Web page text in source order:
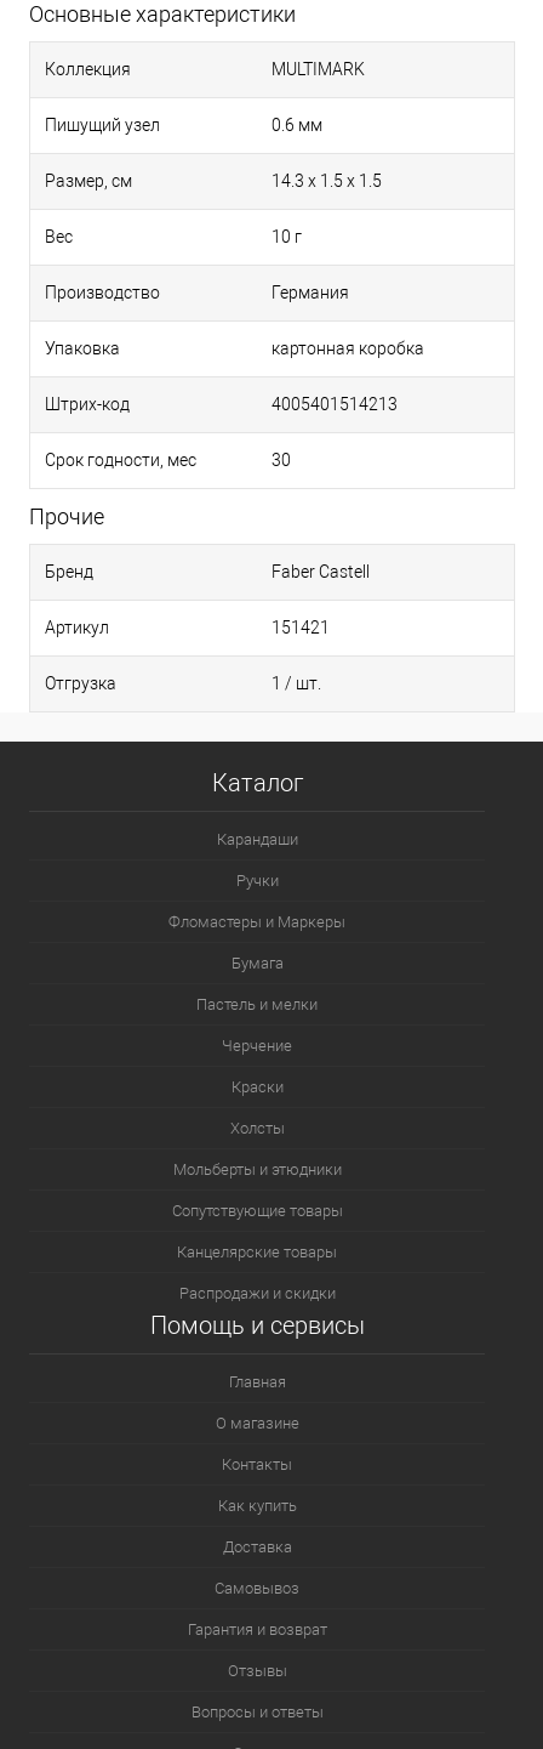
Основные характеристики
Коллекция MULTIMARK
Пишущий узел 0.6 мм
Размер, см 14.3 x 1.5 x 1.5
Вес 10 г
Производство Германия
Упаковка картонная коробка
Штрих-код 4005401514213
Срок годности, мес 30
Прочие
Бренд Faber Castell
Артикул 151421
Отгрузка 1 / шт.
Каталог
Карандаши
Ручки
Фломастеры и Маркеры
Бумага
Пастель и мелки
Черчение
Краски
Холсты
Мольберты и этюдники
Сопутствующие товары
Канцелярские товары
Распродажи и скидки
Помощь и сервисы
Главная
О магазине
Контакты
Как купить
Доставка
Самовывоз
Гарантия и возврат
Отзывы
Вопросы и ответы